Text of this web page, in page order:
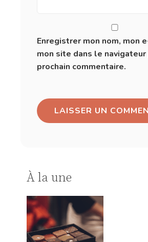
Enregistrer mon nom, mon
mon site dans le navigateur
prochain commentaire.
À la une